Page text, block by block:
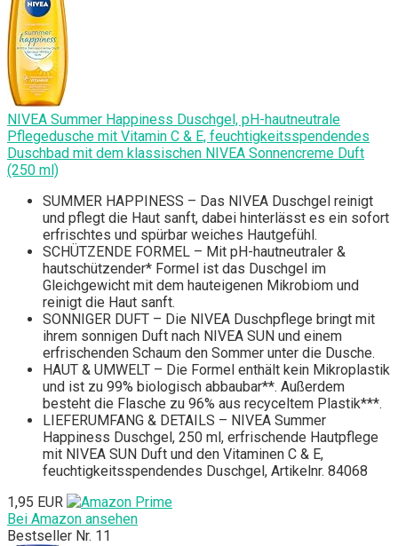
NIVEA Summer Happiness Duschgel, pH-hautneutrale
Pflegedusche mit Vitamin C & E, feuchtigkeitsspendendes
Duschbad mit dem klassischen NIVEA Sonnencreme Duft
(250 ml)
SUMMER HAPPINESS – Das NIVEA Duschgel reinigt
und pflegt die Haut sanft, dabei hinterlässt es ein sofort
erfrischtes und spürbar weiches Hautgefühl.
SCHÜTZENDE FORMEL – Mit pH-hautneutraler &
hautschützender* Formel ist das Duschgel im
Gleichgewicht mit dem hauteigenen Mikrobiom und
reinigt die Haut sanft.
SONNIGER DUFT – Die NIVEA Duschpflege bringt mit
ihrem sonnigen Duft nach NIVEA SUN und einem
erfrischenden Schaum den Sommer unter die Dusche.
HAUT & UMWELT – Die Formel enthält kein Mikroplastik
und ist zu 99% biologisch abbaubar**. Außerdem
besteht die Flasche zu 96% aus recyceltem Plastik***.
LIEFERUMFANG & DETAILS – NIVEA Summer
Happiness Duschgel, 250 ml, erfrischende Hautpflege
mit NIVEA SUN Duft und den Vitaminen C & E,
feuchtigkeitsspendendes Duschgel, Artikelnr. 84068
1,95 EUR
Bei Amazon ansehen
Bestseller Nr. 11